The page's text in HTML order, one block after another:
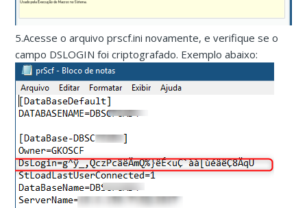
5.Acesse o arquivo prscf.ini novamente, e verifique se o
campo DSLOGIN foi criptografado. Exemplo abaixo: